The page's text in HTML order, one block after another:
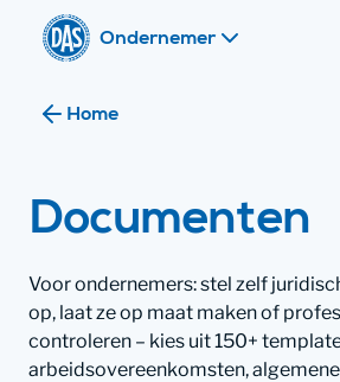
Home
Home
Documenten
Voor ondernemers: stel zelf
op, laat ze op maat maken of
controleren – kies uit 150+
arbeidsovereenkomsten,